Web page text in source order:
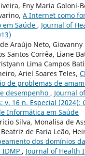
Eny Maria Goloni-
A Internet como
Saúde , Journal of
Araújo Neto, Giovanny
Santos Corrêa, Liane
Lima Campos
Ariel Soares Teles,
de problemas de
desempenho , Journal
v. 16 n. Especial (2024):
Informática em Saúde
Silva, Monalisa de
de Faria Leão,
dos domínios
IDMP , Journal of Health